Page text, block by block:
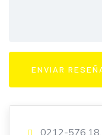
0212-